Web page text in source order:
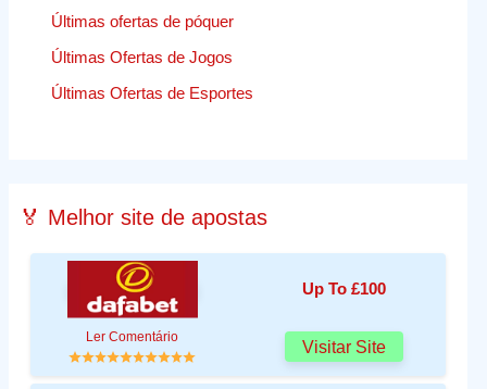
Últimas ofertas de póquer
Últimas Ofertas de Jogos
Últimas Ofertas de Esportes
🏅 Melhor site de apostas
Up To £100
Ler Comentário
Visitar Site